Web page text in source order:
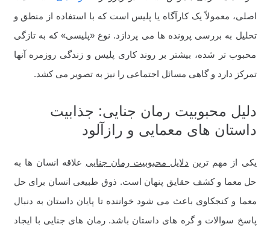
اصلی، معمولاً یک کارآگاه یا پلیس است که با استفاده از منطق و
تحلیل به بررسی پرونده ها می پردازد. نوع «پلیسی» که به تازگی
محبوب تر شده، بیشتر بر روند کاری پلیس و زندگی روزمره آنها
تمرکز دارد و گاهی مسائل اجتماعی را نیز به تصویر می کشد.
دلیل محبوبیت رمان جنایی: جذابیت
داستان های معمایی و رازآلود
یکی از مهم ترین دلایل محبوبیت رمان جنایی علاقه انسان ها به
حل معما و کشف حقایق پنهان است. ذوق طبیعی انسان برای حل
معما و کنجکاوی باعث می شود خواننده تا پایان داستان به دنبال
پاسخ سوالات و گره های داستان باشد. رمان های جنایی با ایجاد